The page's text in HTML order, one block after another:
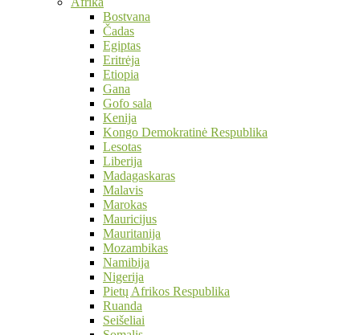
Bostvana
Čadas
Egiptas
Eritrėja
Etiopia
Gana
Gofo sala
Kenija
Kongo Demokratinė Respublika
Lesotas
Liberija
Madagaskaras
Malavis
Marokas
Mauricijus
Mauritanija
Mozambikas
Namibija
Nigerija
Pietų Afrikos Respublika
Ruanda
Seišeliai